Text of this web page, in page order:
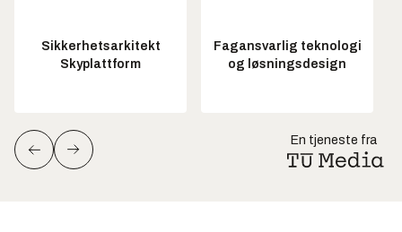
Sikkerhetsarkitekt
Skyplattform
Fagansvarlig teknologi
og løsningsdesign
En tjeneste fra